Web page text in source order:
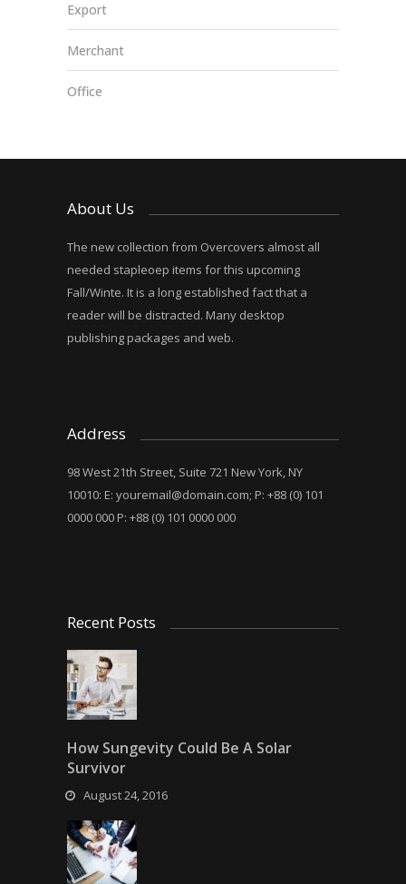
Export
Merchant
Office
About Us
The new collection from Overcovers almost all
needed stapleoep items for this upcoming
Fall/Winte. It is a long established fact that a
reader will be distracted. Many desktop
publishing packages and web.
Address
98 West 21th Street, Suite 721 New York, NY
10010: E: youremail@domain.com; P: +88 (0) 101
0000 000 P: +88 (0) 101 0000 000
Recent Posts
How Sungevity Could Be A Solar
Survivor
August 24, 2016